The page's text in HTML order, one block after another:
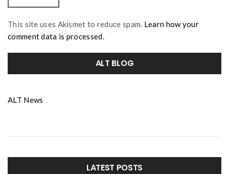
This site uses Akismet to reduce spam. Learn how your
comment data is processed.
ALT BLOG
ALT News
LATEST POSTS